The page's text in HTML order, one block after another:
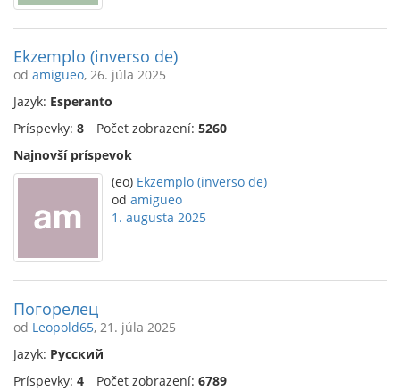
Ekzemplo (inverso de)
od amigueo, 26. júla 2025
Jazyk: Esperanto
Príspevky: 8 Počet zobrazení: 5260
Najnovší príspevok
(eo) Ekzemplo (inverso de)
od amigueo
1. augusta 2025
Погорелец
od Leopold65, 21. júla 2025
Jazyk: Русский
Príspevky: 4 Počet zobrazení: 6789